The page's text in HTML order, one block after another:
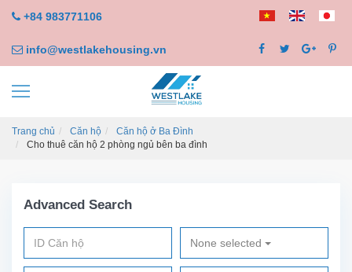
+84 983771106
info@westlakehousing.vn
Trang chủ Căn hộ
Căn hộ ở Ba Đình
Cho thuê căn hộ 2 phòng ngủ bên ba đình
Advanced Search
None selected